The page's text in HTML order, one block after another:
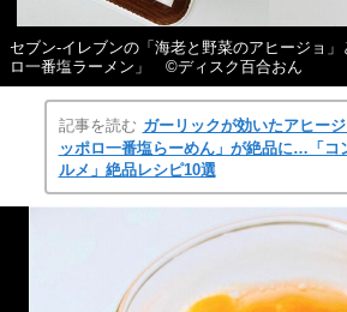
セブン‐イレブンの「海老と野菜のアヒージョ
ロ一番塩ラーメン」 ©ディスク百合おん
記事を読む ガーリックが効いたアヒー
ッポロ一番塩らーめん」が絶品に…「コ
ルメ」絶品レシピ10選